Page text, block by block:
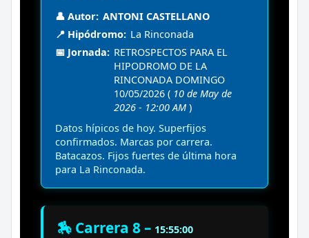
👤 Autor: ANTONI CASTELLANO
📍 Hipódromo: La Rinconada
📅 Jornada: RETROSPECTOS PARA EL
HIPODROMO DE LA
RINCONADA DOMINGO
10/05/2026 ( 10 de May de
2026 - 12:00 AM )
Datos hípicos de hoy. Superfijos
confirmados. Marcas por carrera.
Batacazos. Fijos fuertes de última hora
para La Rinconada.
🏇 Carrera 8 – 15:55:00